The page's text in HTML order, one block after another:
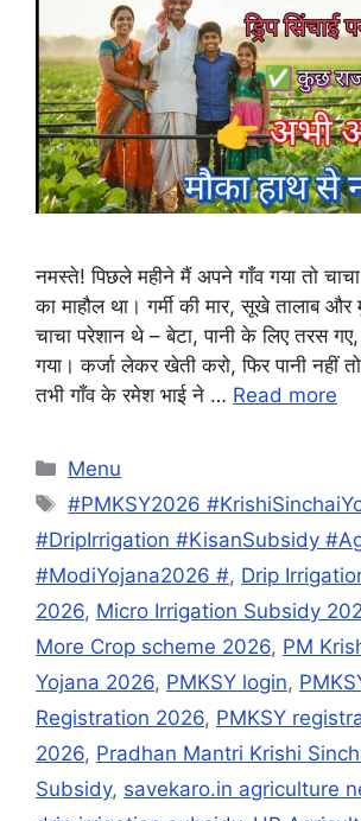
नमस्ते! पिछले महीने मैं अपने गाँव गया तो
का माहौल था। गर्मी की मार, सूखे तालाब
चाचा परेशान थे – बेटा, पानी के लिए तरस
गया। कर्जा लेकर खेती करो, फिर पानी नहीं
तभी गाँव के रमेश भाई ने … Read more
Categories
Menu
Tags
#PMKSY2026
#DripIrrigation #KisanSubsidy
#ModiYojana2026 #, Drip
2026, Micro Irrigation Subsidy
More Crop scheme 2026, PM
Yojana 2026, PMKSY login,
Registration 2026, PMKSY
2026, Pradhan Mantri Krishi
Subsidy, savekaro.in agriculture